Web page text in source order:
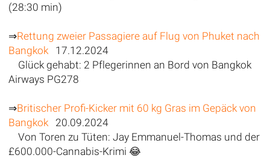
(28:30 min)
⇒Rettung zweier Passagiere auf Flug von Phuket nach
Bangkok17.12.2024
Glück gehabt: 2 Pflegerinnen an Bord von Bangkok
Airways PG278
⇒Britischer Profi-Kicker mit 60 kg Gras im Gepäck von
Bangkok20.09.2024
Von Toren zu Tüten: Jay Emmanuel-Thomas und der
£600.000-Cannabis-Krimi 😂